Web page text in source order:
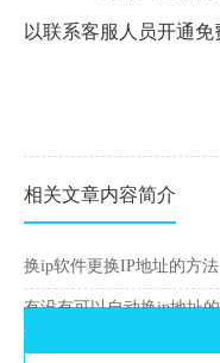
以联系客服人员开通
相关文章内容简介
换ip软件更换IP地址的方法
有没有可以自动换ip地址